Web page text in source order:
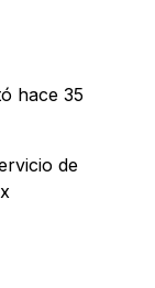
hace 35
de